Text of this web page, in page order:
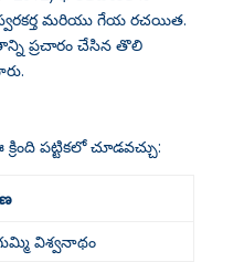
స్వరకర్త మరియు గేయ రచయిత.
ప్రచారం చేసిన తొలి
.
పట్టికలో చూడవచ్చు:
విశ్వనాథం